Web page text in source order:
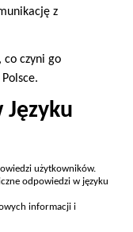
z
co czyni go
Języku
użytkowników.
odpowiedzi w języku
informacji i